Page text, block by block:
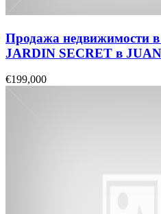
Продажа недвижимости в
JARDIN SECRET в
€199,000